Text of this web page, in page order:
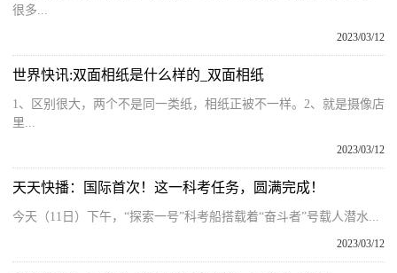
很多...
2023/03/12
世界快讯:双面相纸是什么样的_双面相纸
1、区别很大，两个不是同一类纸，相纸正被不一样。2、就是摄像店
里...
2023/03/12
天天快播：国际首次！这一科考任务，圆满完成！
今天（11日）下午，“探索一号”科考船搭载着“奋斗者”号载人潜水...
2023/03/12